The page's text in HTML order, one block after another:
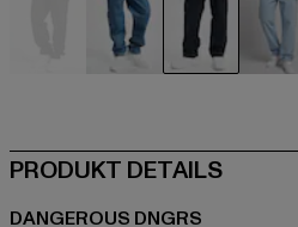
PRODUKT DETAILS
DANGEROUS DNGRS